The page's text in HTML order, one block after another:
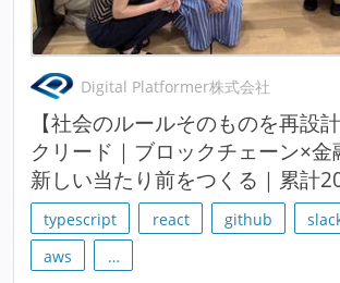
Digital Platformer株式会社
【社会のルールそのものを再設
クリード｜ブロックチェーン×
新しい当たり前をつくる｜累計
typescript react github
aws
…